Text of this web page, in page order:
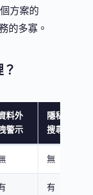
方案的
的多寡。
料外
警示
隱私
搜尋
無
有